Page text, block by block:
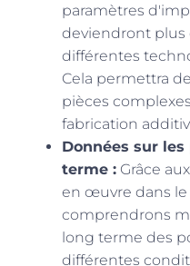
paramètres
deviendront plus
différentes
Cela permettra
pièces
fabrication
Données sur
terme : Grâce
en œuvre dans
comprendrons
long terme des
différentes